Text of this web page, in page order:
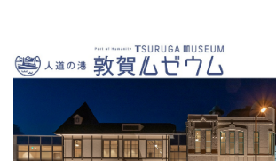
す